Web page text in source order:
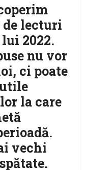
lecturi
2022.
nu vor
ci poate
la care
vechi